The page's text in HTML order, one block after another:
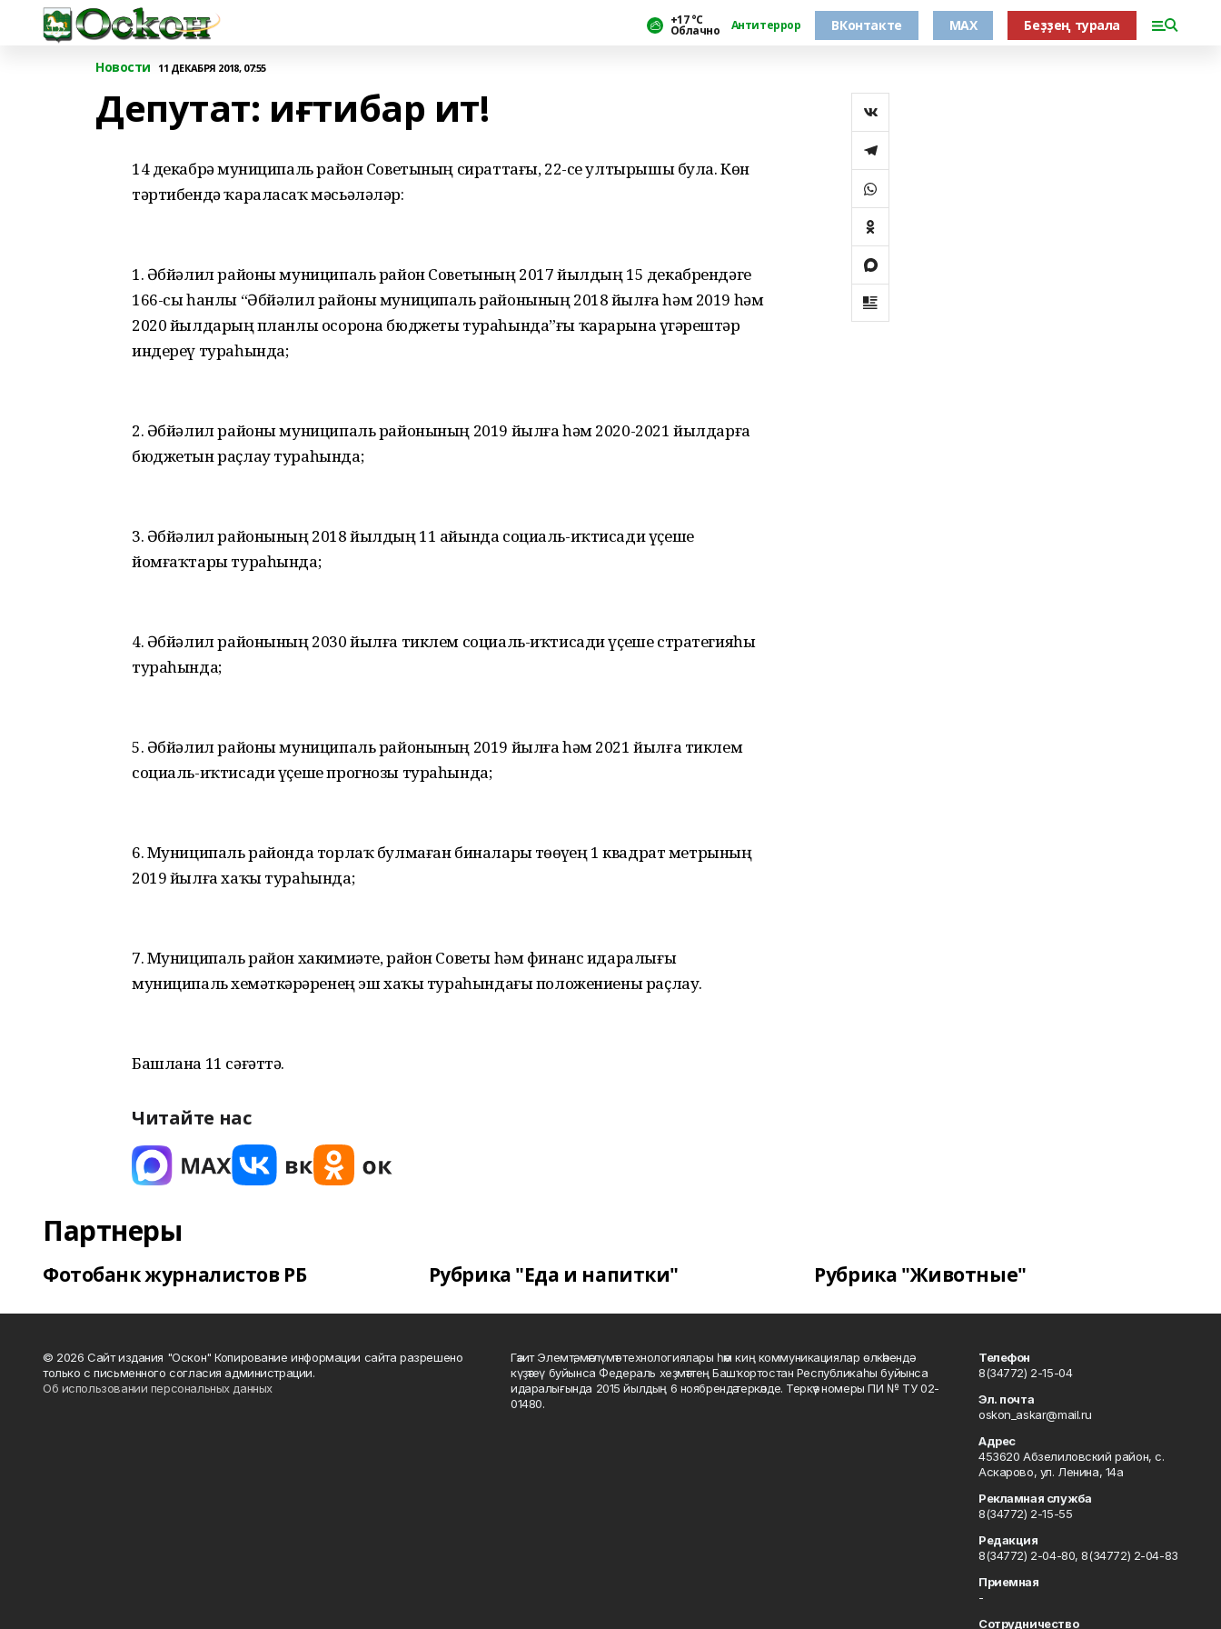
+17 °С
Облачно Антитеррор ВКонтакте MAX Беҙҙең турала
Новости 11 ДЕКАБРЯ 2018, 07:55
Депутат: иғтибар ит!
14 декабрҙә муниципаль район Советының сираттағы, 22-се ултырышы була. Көн
тәртибендә ҡараласаҡ мәсьәләләр:
1. Әбйәлил районы муниципаль район Советының 2017 йылдың 15 декабрендәге
166-сы һанлы “Әбйәлил районы муниципаль районының 2018 йылға һәм 2019 һәм
2020 йылдарҙың планлы осорона бюджеты тураһында”ғы ҡарарына үҙгәрештәр
индереү тураһында;
2. Әбйәлил районы муниципаль районының 2019 йылға һәм 2020-2021 йылдарға
бюджетын раҫлау тураһында;
3. Әбйәлил районының 2018 йылдың 11 айында социаль-иҡтисади үҫеше
йомғаҡтары тураһында;
4. Әбйәлил районының 2030 йылға тиклем социаль-иҡтисади үҫеше стратегияһы
тураһында;
5. Әбйәлил районы муниципаль районының 2019 йылға һәм 2021 йылға тиклем
социаль-иҡтисади үҫеше прогнозы тураһында;
6. Муниципаль районда торлаҡ булмаған биналарҙы төҙөүҙең 1 квадрат метрының
2019 йылға хаҡы тураһында;
7. Муниципаль район хакимиәте, район Советы һәм финанс идаралығы
муниципаль хеҙмәткәрҙәренең эш хаҡы тураһындағы положениены раҫлау.
Башлана 11 сәғәттә.
Читайте нас
Партнеры
Фотобанк журналистов РБ Рубрика "Еда и напитки" Рубрика "Животные"
© 2026 Сайт издания "Оскон" Копирование информации сайта разрешено
только с письменного согласия администрации.
Об использовании персональных данных
Гәзит Элемтә, мәғлүмәт технологиялары һәм киң коммуникациялар өлкәһендә
күҙәтеү буйынса Федераль хеҙмәттең Башҡортостан Республикаһы буйынса
идаралығында 2015 йылдың 6 ноябрендә теркәлде. Теркәү номеры ПИ № ТУ 02-
01480.
Телефон
8(34772) 2-15-04
Эл. почта
oskon_askar@mail.ru
Адрес
453620 Абзелиловский район, с.
Аскарово, ул. Ленина, 14а
Рекламная служба
8(34772) 2-15-55
Редакция
8(34772) 2-04-80, 8(34772) 2-04-83
Приемная
-
Сотрудничество